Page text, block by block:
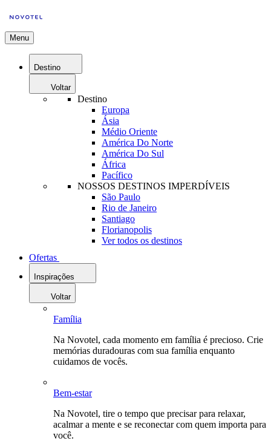
Menu
Destino
Voltar
Destino
Europa
Ásia
Médio Oriente
América Do Norte
América Do Sul
África
Pacífico
NOSSOS DESTINOS IMPERDÍVEIS
São Paulo
Rio de Janeiro
Santiago
Florianopolis
Ver todos os destinos
Ofertas
Inspirações
Voltar
Família
Na Novotel, cada momento em família é precioso. Crie
memórias duradouras com sua família enquanto
cuidamos de vocês.
Bem-estar
Na Novotel, tire o tempo que precisar para relaxar,
acalmar a mente e se reconectar com quem importa para
você.